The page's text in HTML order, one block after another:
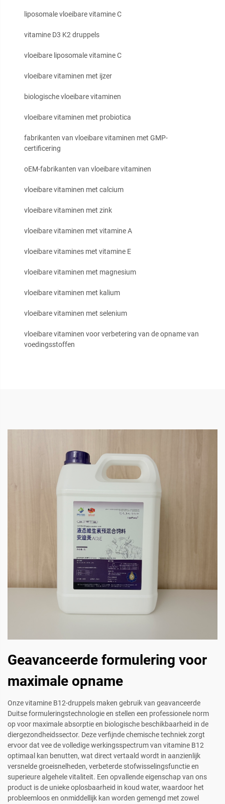
liposomale vloeibare vitamine C
vitamine D3 K2 druppels
vloeibare liposomale vitamine C
vloeibare vitaminen met ijzer
biologische vloeibare vitaminen
vloeibare vitaminen met probiotica
fabrikanten van vloeibare vitaminen met GMP-
certificering
oEM-fabrikanten van vloeibare vitaminen
vloeibare vitaminen met calcium
vloeibare vitaminen met zink
vloeibare vitaminen met vitamine A
vloeibare vitamines met vitamine E
vloeibare vitaminen met magnesium
vloeibare vitaminen met kalium
vloeibare vitaminen met selenium
vloeibare vitaminen voor verbetering van de opname van
voedingsstoffen
Geavanceerde formulering voor
maximale opname
Onze vitamine B12-druppels maken gebruik van geavanceerde
Duitse formuleringstechnologie en stellen een professionele norm
op voor maximale absorptie en biologische beschikbaarheid in de
diergezondheidssector. Deze verfijnde chemische techniek zorgt
ervoor dat vee de volledige werkingsspectrum van vitamine B12
optimaal kan benutten, wat direct vertaald wordt in aanzienlijk
versnelde groeisnelheden, verbeterde stofwisselingsfunctie en
superieure algehele vitaliteit. Een opvallende eigenschap van ons
product is de unieke oplosbaarheid in koud water, waardoor het
probleemloos en onmiddellijk kan worden gemengd met zowel